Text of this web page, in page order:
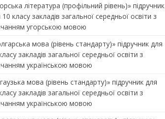
література (профільний рівень)» підручник
класу закладів загальної середньої освіти з
угорською мовою
мова (рівень стандарту)» підручник для
закладів загальної середньої освіти з
українською мовою
мова (рівень стандарту)» підручник для
закладів загальної середньої освіти з
українською мовою